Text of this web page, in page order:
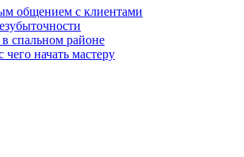
общением с клиентами
спальном районе
начать мастеру